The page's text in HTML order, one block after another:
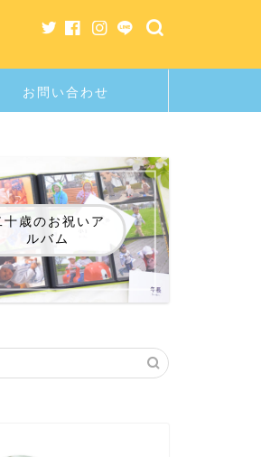
お問い合わせ
十歳のお祝いア
ルバム